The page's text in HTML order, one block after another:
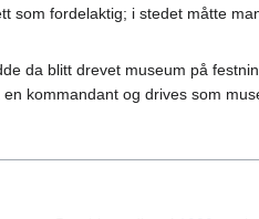
som fordelaktig; i stedet måtte
da blitt drevet museum på
kommandant og drives som